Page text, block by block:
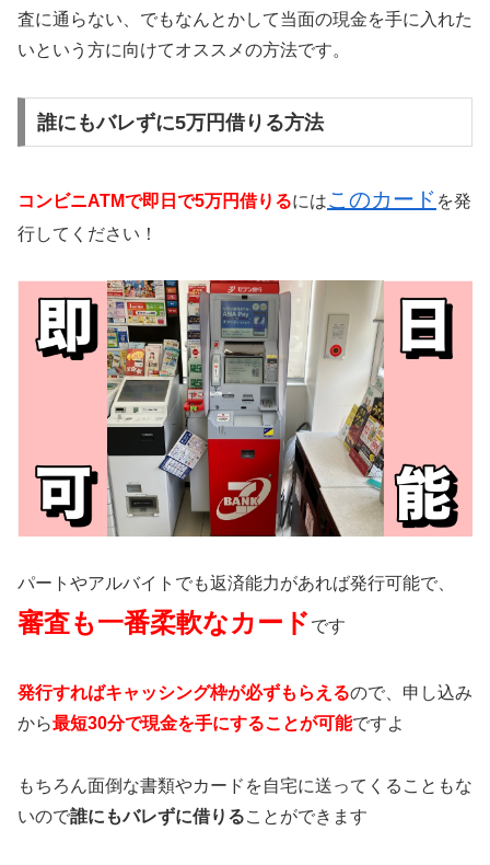
査に通らない、でもなんとかして当面の現金を手に入れた
いという方に向けてオススメの方法です。
誰にもバレずに5万円借りる方法
コンビニATMで即日で5万円借りるにはこのカード を発
行してください！
パートやアルバイトでも返済能力があれば発行可能で、
審査も一番柔軟なカード です
発行すればキャッシング枠が必ずもらえるので、申し込み
から最短30分で現金を手にすることが可能ですよ
もちろん面倒な書類やカードを自宅に送ってくることもな
いので誰にもバレずに借りることができます